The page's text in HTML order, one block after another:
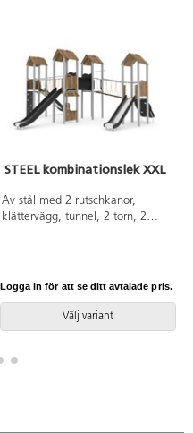
STEEL kombinationslek XXL
Av stål med 2 rutschkanor,
klättervägg, tunnel, 2 torn, 2
installation ska alltid den
användas. Den senaste versionen
finns att tillgå på begäran.
Steel 0209 Inkluderar
Logga in för att se ditt avtalade pris.
Välj variant